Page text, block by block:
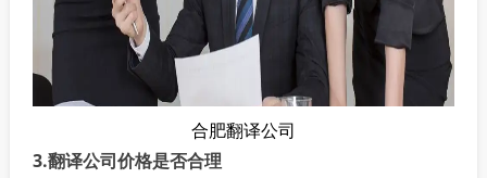
合肥翻译公司
3.翻译公司价格是否合理